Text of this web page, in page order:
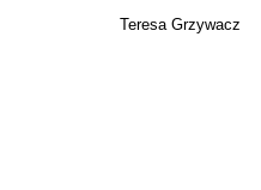
Teresa Grzywacz